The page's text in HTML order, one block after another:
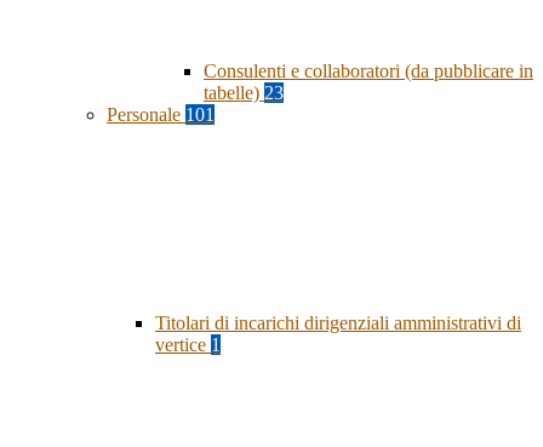
Consulenti e collaboratori (da pubblicare in
tabelle) 23
Personale 101
Titolari di incarichi dirigenziali amministrativi di
vertice 1